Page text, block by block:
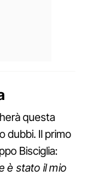
questa
dubbi. Il primo
Bisciglia:
è stato il mio